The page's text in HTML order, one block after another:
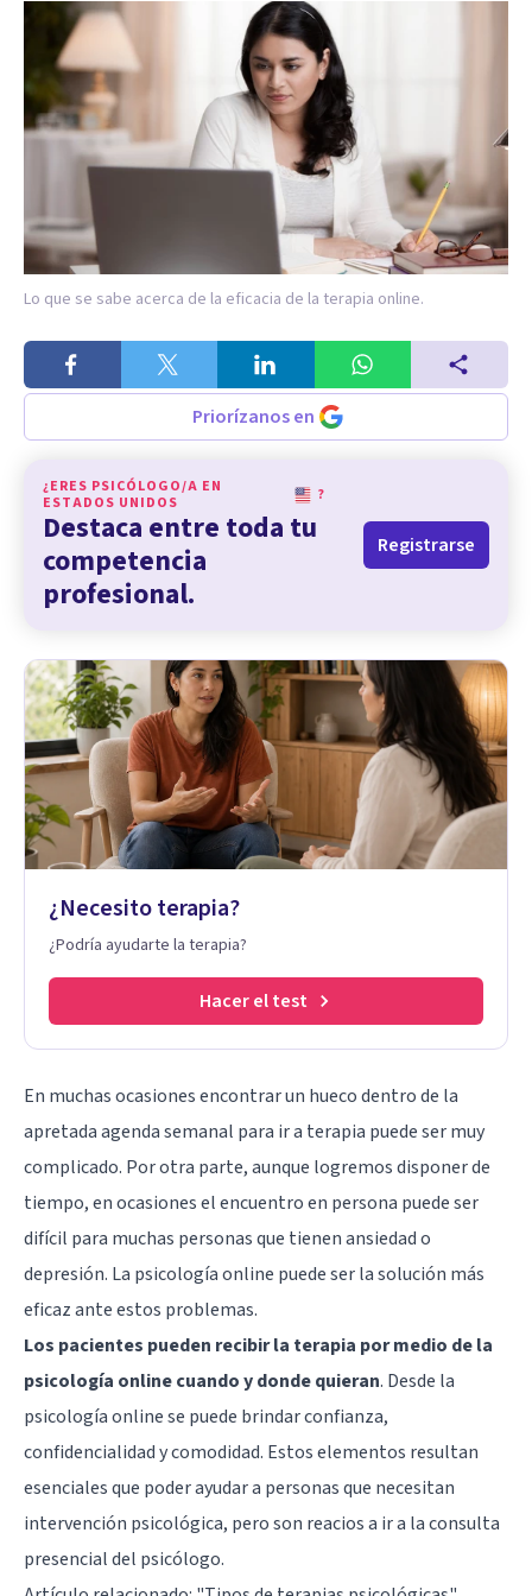
Lo que se sabe acerca de la eficacia de la terapia online.
Priorízanos en
¿ERES PSICÓLOGO/A EN
ESTADOS UNIDOS
?
Destaca entre toda tu
competencia
profesional.
Registrarse
¿Necesito terapia?
¿Podría ayudarte la terapia?
Hacer el test
En muchas ocasiones encontrar un hueco dentro de la
apretada agenda semanal para ir a terapia puede ser muy
complicado. Por otra parte, aunque logremos disponer de
tiempo, en ocasiones el encuentro en persona puede ser
difícil para muchas personas que tienen ansiedad o
depresión. La psicología online puede ser la solución más
eficaz ante estos problemas.
Los pacientes pueden recibir la terapia por medio de la
psicología online cuando y donde quieran. Desde la
psicología online se puede brindar confianza,
confidencialidad y comodidad. Estos elementos resultan
esenciales que poder ayudar a personas que necesitan
intervención psicológica, pero son reacios a ir a la consulta
presencial del psicólogo.